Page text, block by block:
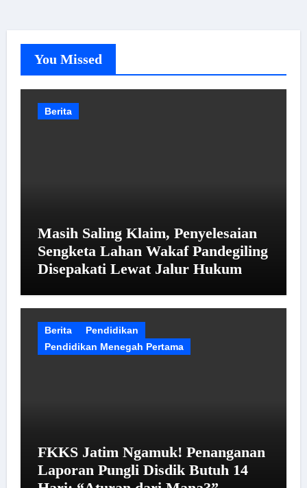
You Missed
Berita
Masih Saling Klaim, Penyelesaian
Sengketa Lahan Wakaf Pandegiling
Disepakati Lewat Jalur Hukum
Berita
Pendidikan
Pendidikan Menegah Pertama
FKKS Jatim Ngamuk! Penanganan
Laporan Pungli Disdik Butuh 14